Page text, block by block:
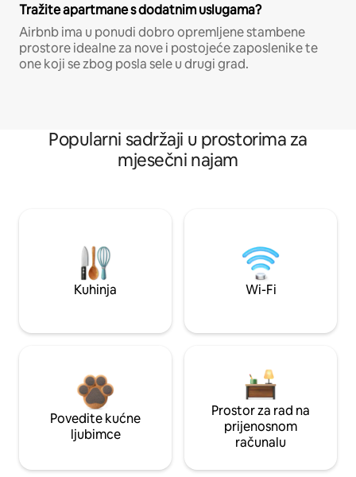
Tražite apartmane s dodatnim uslugama?
Airbnb ima u ponudi dobro opremljene stambene
prostore idealne za nove i postojeće zaposlenike te
one koji se zbog posla sele u drugi grad.
Popularni sadržaji u prostorima za
mjesečni najam
Kuhinja Wi-Fi
Povedite kućne
ljubimce
Prostor za rad na
prijenosnom
računalu